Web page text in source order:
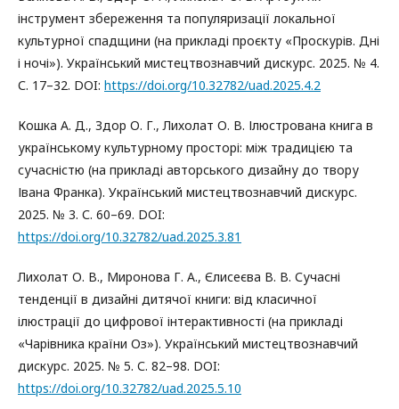
інструмент збереження та популяризації локальної
культурної спадщини (на прикладі проєкту «Проскурів. Дні
і ночі»). Український мистецтвознавчий дискурс. 2025. № 4.
С. 17–32. DOI: https://doi.org/10.32782/uad.2025.4.2
Кошка А. Д., Здор О. Г., Лихолат О. В. Ілюстрована книга в
українському культурному просторі: між традицією та
сучасністю (на прикладі авторського дизайну до твору
Івана Франка). Український мистецтвознавчий дискурс.
2025. № 3. С. 60–69. DOI:
https://doi.org/10.32782/uad.2025.3.81
Лихолат О. В., Миронова Г. А., Єлисеєва В. В. Сучасні
тенденції в дизайні дитячої книги: від класичної
ілюстрації до цифрової інтерактивності (на прикладі
«Чарівника країни Оз»). Український мистецтвознавчий
дискурс. 2025. № 5. С. 82–98. DOI:
https://doi.org/10.32782/uad.2025.5.10